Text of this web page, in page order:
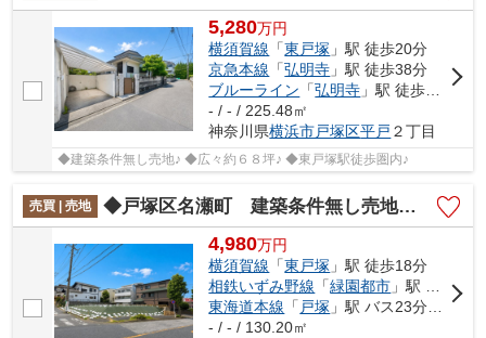
5,280万円
横須賀線 「東戸塚 」駅 徒歩20分
京急本線 「弘明寺 」駅 徒歩38分
ブルーライン 「弘明寺 」駅 徒歩45分
- / - / 225.48㎡
神奈川県横浜市戸塚区平戸 ２丁目
◆建築条件無し売地♪ ◆広々約６８坪♪ ◆東戸塚駅徒歩圏内♪
売買 | 売地 ◆戸塚区名瀬町 建築条件無し売地 C区画◆
4,980万円
横須賀線 「東戸塚 」駅 徒歩18分
相鉄いずみ野線 「緑園都市 」駅 徒歩34分
東海道本線 「 戸塚 」駅 バス23分 「公園前〔戸塚区名瀬町〕」 停歩2分
- / - / 130.20㎡